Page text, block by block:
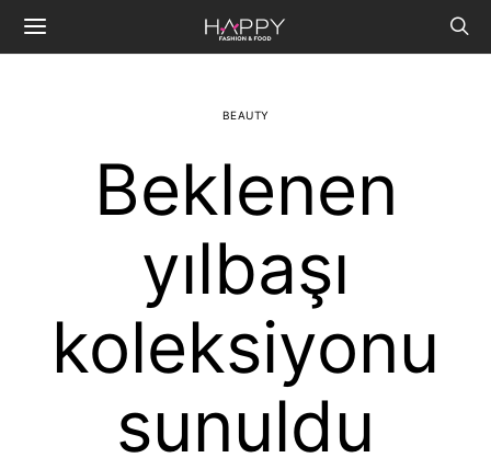
BEAUTY
Beklenen
yılbaşı
koleksiyonu
sunuldu